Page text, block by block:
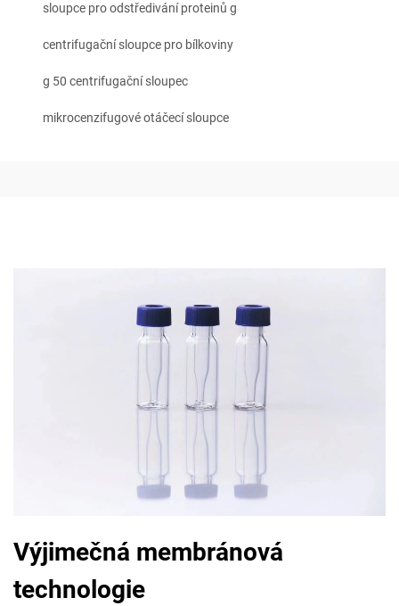
sloupce pro odstředivání proteinů g
centrifugační sloupce pro bílkoviny
g 50 centrifugační sloupec
mikrocenzifugové otáčecí sloupce
Výjimečná membránová
technologie